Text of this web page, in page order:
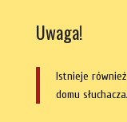
Uwaga!
Istnieje
domu